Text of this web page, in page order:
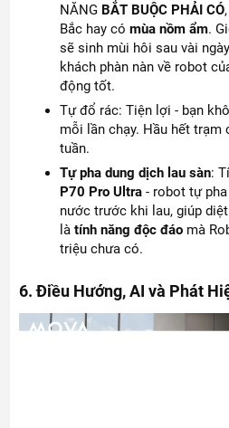
NĂNG BẮT BUỘC PHẢI CÓ
Bắc hay cómùa nồm ẩm.
sẽ sinh mùi hôi sau vài
khách phàn nàn về robot
động tốt.
Tự đổ rác: Tiện lợi - bạn
mỗi lần chạy. Hầu hết trạm
tuần.
Tự pha dung dịch lau sàn:
P70 Pro Ultra - robot tự
nước trước khi lau, giúp
làtính năng độc đáo mà
triệu chưa có.
6. Điều Hướng, AI và Phát